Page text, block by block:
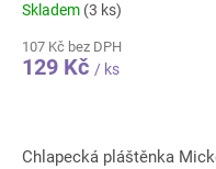
Skladem (3 ks)
107 Kč bez DPH
129 Kč / ks
Chlapecká pláštěnka